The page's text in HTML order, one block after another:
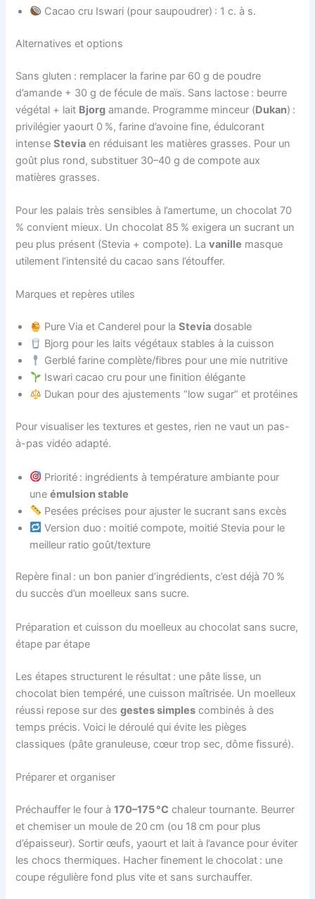
Cacao cru Iswari (pour saupoudrer) : 1 c. à s.
Alternatives et options
Sans gluten : remplacer la farine par 60 g de poudre
d’amande + 30 g de fécule de maïs. Sans lactose : beurre
végétal + lait Bjorg amande. Programme minceur (Dukan) :
privilégier yaourt 0 %, farine d’avoine fine, édulcorant
intenseStevia en réduisant les matières grasses. Pour un
goût plus rond, substituer 30–40 g de compote aux
matières grasses.
Pour les palais très sensibles à l’amertume, un chocolat 70
% convient mieux. Un chocolat 85 % exigera un sucrant un
peu plus présent (Stevia + compote). Lavanille masque
utilement l’intensité du cacao sans l’étouffer.
Marques et repères utiles
Pure Via et Canderel pour laStevia dosable
Bjorg pour les laits végétaux stables à la cuisson
Gerblé farine complète/fibres pour une mie nutritive
Iswari cacao cru pour une finition élégante
Dukan pour des ajustements “low sugar” et protéines
Pour visualiser les textures et gestes, rien ne vaut un pas-
à-pas vidéo adapté.
Priorité : ingrédients à température ambiante pour
uneémulsion stable
Pesées précises pour ajuster le sucrant sans excès
Version duo : moitié compote, moitié Stevia pour le
meilleur ratio goût/texture
Repère final : un bon panier d’ingrédients, c’est déjà 70 %
du succès d’un moelleux sans sucre.
Préparation et cuisson du moelleux au chocolat sans sucre,
étape par étape
Les étapes structurent le résultat : une pâte lisse, un
chocolat bien tempéré, une cuisson maîtrisée. Un moelleux
réussi repose sur desgestes simples combinés à des
temps précis. Voici le déroulé qui évite les pièges
classiques (pâte granuleuse, cœur trop sec, dôme fissuré).
Préparer et organiser
Préchauffer le four à170–175 °C chaleur tournante. Beurrer
et chemiser un moule de 20 cm (ou 18 cm pour plus
d’épaisseur). Sortir œufs, yaourt et lait à l’avance pour éviter
les chocs thermiques. Hacher finement le chocolat : une
coupe régulière fond plus vite et sans surchauffer.